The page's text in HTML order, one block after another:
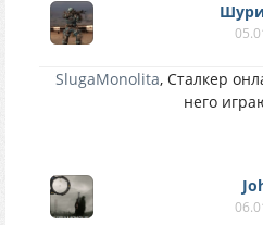
SlugaMonolita, Сталкер
него